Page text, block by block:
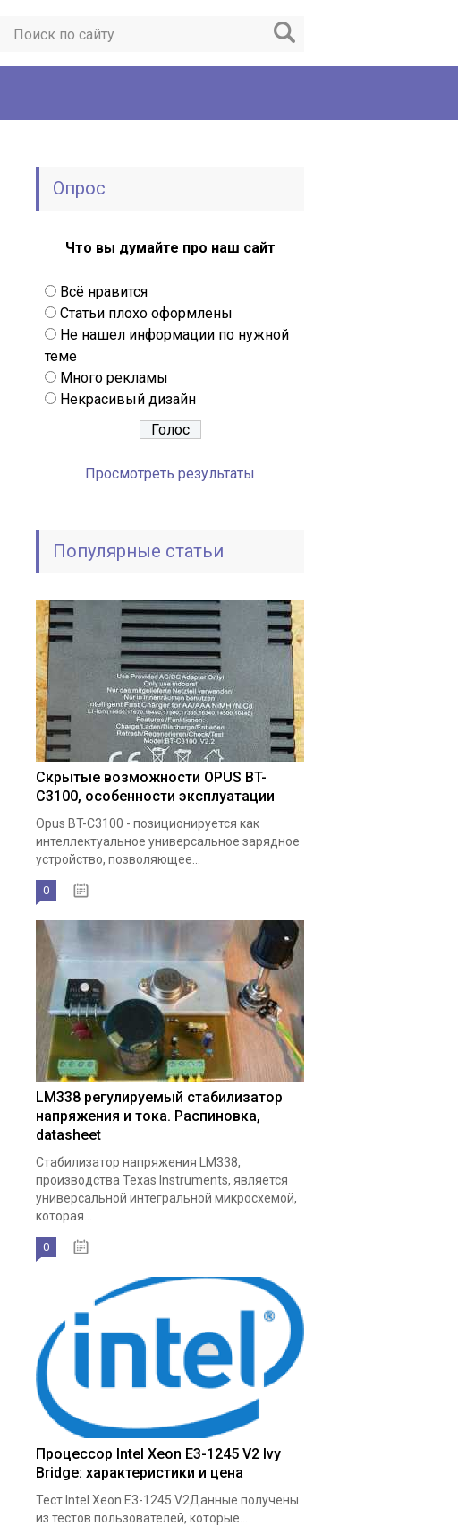
Опрос
Что вы думайте про наш сайт
Всё нравится
Статьи плохо оформлены
Не нашел информации по нужной
теме
Много рекламы
Некрасивый дизайн
Просмотреть результаты
Популярные статьи
Скрытые возможности OPUS BT-
C3100, особенности эксплуатации
Opus BT-C3100 - позиционируется как
интеллектуальное универсальное зарядное
устройство, позволяющее...
0
LM338 регулируемый стабилизатор
напряжения и тока. Распиновка,
datasheet
Стабилизатор напряжения LM338,
производства Texas Instruments, является
универсальной интегральной микросхемой,
которая...
0
Процессор Intel Xeon E3-1245 V2 Ivy
Bridge: характеристики и цена
Тест Intel Xeon E3-1245 V2Данные получены
из тестов пользователей, которые...